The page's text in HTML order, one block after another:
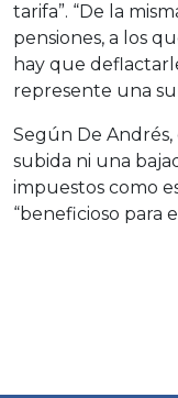
tarifa”. “De la
pensiones, a los
hay que
represente una
Según De Andrés,
subida ni una
impuestos como
“beneficioso para